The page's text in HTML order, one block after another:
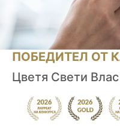
ПОБЕДИТЕЛ ОТ
Цветя Свети Влас